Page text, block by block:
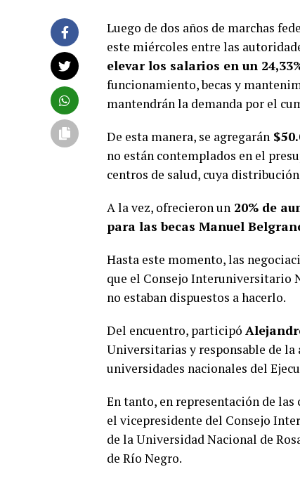
Luego de dos años de marchas
este miércoles entre las
elevar los salarios en un
funcionamiento, becas y
mantendrán la demanda por el
De esta manera, se agregarán
no están contemplados en el
centros de salud, cuya
A la vez, ofrecieron un 20% de
para las becas Manuel
Hasta este momento, las
que el Consejo Interuniversitario
no estaban dispuestos a hacerlo.
Del encuentro, participó
Universitarias y responsable de
universidades nacionales del
En tanto, en representación de
el vicepresidente del Consejo
de la Universidad Nacional de
de Río Negro.